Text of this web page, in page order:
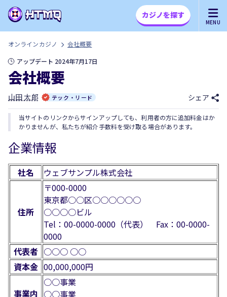
MENU
カジノを探す
オンラインカジノ
会社概要
アップデート 2024年7月17日
会社概要
山田 太郎 テック・リード シェア
当サイトのリンクからサインアップしても、利用者の方に追加料金はか
かりませんが、私たちが紹介手数料を受け取る場合があります。
企業情報
社名 ウェブサンプル株式会社
住所
〒000-0000
東京都○○区○○○○○○
○○○○ビル
Tel：00-0000-0000（代表） Fax：00-0000-
0000
代表者 ○○○ ○○
資本金 00,000,000円
事業内
○○事業
○○事業